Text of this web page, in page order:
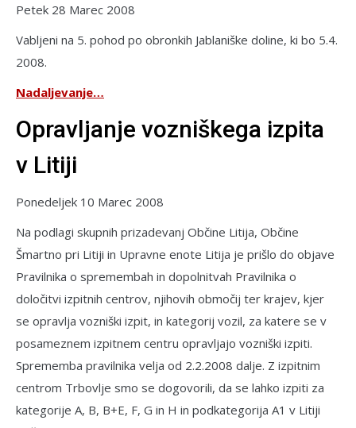
Petek 28 Marec 2008
Vabljeni na 5. pohod po obronkih Jablaniške doline, ki bo 5.4.
2008.
Nadaljevanje…
Opravljanje vozniškega izpita
v Litiji
Ponedeljek 10 Marec 2008
Na podlagi skupnih prizadevanj Občine Litija, Občine
Šmartno pri Litiji in Upravne enote Litija je prišlo do objave
Pravilnika o spremembah in dopolnitvah Pravilnika o
določitvi izpitnih centrov, njihovih območij ter krajev, kjer
se opravlja vozniški izpit, in kategorij vozil, za katere se v
posameznem izpitnem centru opravljajo vozniški izpiti.
Sprememba pravilnika velja od 2.2.2008 dalje. Z izpitnim
centrom Trbovlje smo se dogovorili, da se lahko izpiti za
kategorije A, B, B+E, F, G in H in podkategorija A1 v Litiji